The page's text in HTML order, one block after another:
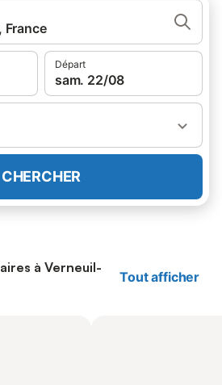
France
Départ
sam. 22/08
CHERCHER
à Verneuil-
Tout afficher